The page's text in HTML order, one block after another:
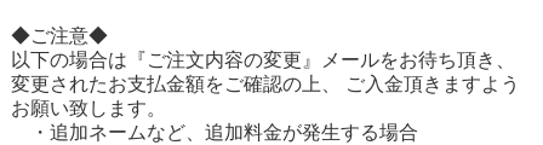
◆ご注意◆
以下の場合は『ご注文内容の変更』メールをお待ち頂き、
変更されたお支払金額をご確認の上、 ご入金頂きますよう
お願い致します。
・追加ネームなど、追加料金が発生する場合